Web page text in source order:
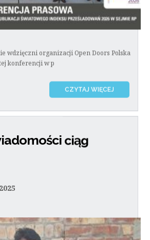
wdzięczni organizacji Open Doors Polska
konferencji w p
CZYTAJ WIĘCEJ
ciąg